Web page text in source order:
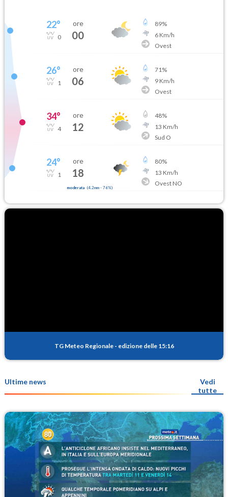
22°
0
ore
00
89%
6Km/h
Ovest
26°
1
ore
06
71%
9Km/h
Ovest
34°
4
ore
12
48%
13 Km/h
Sud O
24°
1
ore
18
moderata (4.2mm- 76%)
80%
13 Km/h
Ovest NO
TG Meteo Regionale - edizione delle 15:16
Ultime news
Vedi
tutte